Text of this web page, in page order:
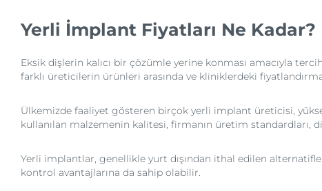
Yerli İmplant Fiyatları Ne
Eksik dişlerin kalıcı bir çözümle yerine konması amacıyla
farklı üreticilerin ürünleri arasında ve kliniklerdeki
Ülkemizde faaliyet gösteren birçok yerli implant üreticisi,
kullanılan malzemenin kalitesi, firmanın üretim
Yerli implantlar, genellikle yurt dışından ithal edilen
kontrol avantajlarına da sahip olabilir.